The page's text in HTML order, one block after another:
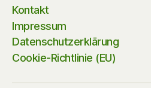
Kontakt
Impressum
Datenschutzerklärung
Cookie-Richtlinie (EU)